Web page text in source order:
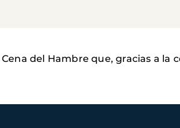
del Hambre que, gracias a la